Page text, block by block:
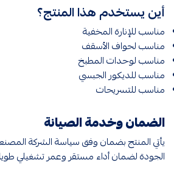
أين يستخدم هذا المنتج؟
مناسب للإنارة المخفية
مناسب لحواف الأسقف
مناسب لوحدات المطبخ
مناسب للديكور الجبسي
مناسب للتسريحات
الضمان وخدمة الصيانة
يأتي المنتج بضمان وفق سياسة الشركة
الجودة لضمان أداء مستقر وعمر تشغيلي